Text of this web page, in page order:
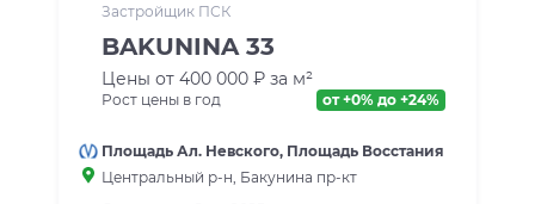
Застройщик ПСК
BAKUNINA 33
Цены от 400 000 ₽ за м²
Рост цены в год от +0% до +24%
Площадь Ал. Невского, Площадь Восстания
Центральный р-н , Бакунина пр-кт